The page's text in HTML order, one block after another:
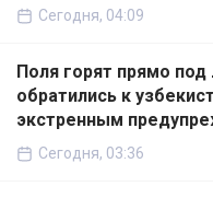
Сегодня, 04:09
Поля горят прямо
обратились к
экстренным
Сегодня, 03:36